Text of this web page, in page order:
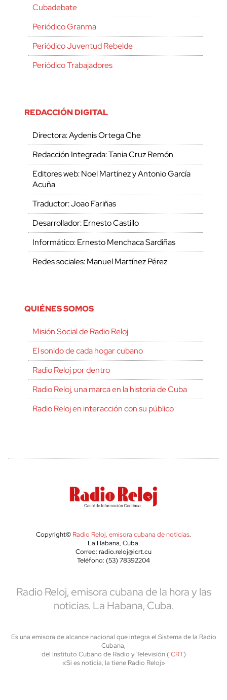
Cubadebate
Periódico Granma
Periódico Juventud Rebelde
Periódico Trabajadores
REDACCIÓN DIGITAL
Directora: Aydenis Ortega Che
Redacción Integrada: Tania Cruz Remón
Editores web: Noel Martínez y Antonio García
Acuña
Traductor: Joao Fariñas
Desarrollador: Ernesto Castillo
Informático: Ernesto Menchaca Sardiñas
Redes sociales: Manuel Martínez Pérez
QUIÉNES SOMOS
Misión Social de Radio Reloj
El sonido de cada hogar cubano
Radio Reloj por dentro
Radio Reloj, una marca en la historia de Cuba
Radio Reloj en interacción con su público
Copyright© Radio Reloj, emisora cubana de noticias.
La Habana, Cuba.
Correo: radio.reloj@icrt.cu
Teléfono: (53) 78392204
Radio Reloj, emisora cubana de la hora y las
noticias. La Habana, Cuba.
Es una emisora de alcance nacional que integra el Sistema de la Radio
Cubana,
del Instituto Cubano de Radio y Televisión (ICRT)
«Si es noticia, la tiene Radio Reloj»